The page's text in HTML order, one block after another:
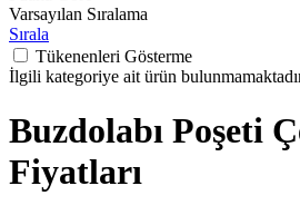
Varsayılan Sıralama
Sırala
Tükenenleri Gösterme
İlgili kategoriye ait ürün
Buzdolabı Poşeti
Fiyatları